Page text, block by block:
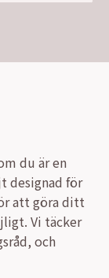
du är en
designad för
att göra ditt
Vi täcker
och